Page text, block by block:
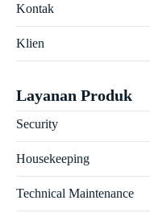
Kontak
Klien
Layanan Produk
Security
Housekeeping
Technical Maintenance